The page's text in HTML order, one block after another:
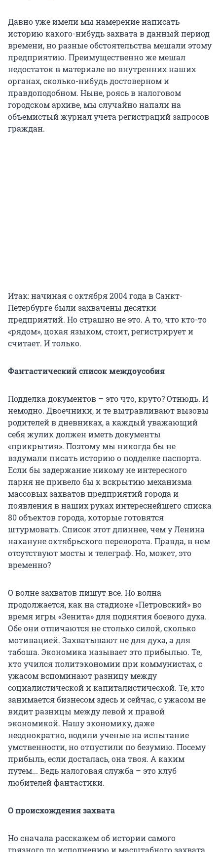
Давно уже имели мы намерение написать
историю какого-нибудь захвата в данный период
времени, но разные обстоятельства мешали этому
предприятию. Преимущественно же мешал
недостаток в материале во внутренних наших
органах, сколько-нибудь достоверном и
правдоподобном. Ныне, роясь в налоговом
городском архиве, мы случайно напали на
объемистый журнал учета регистраций запросов
граждан.
Итак: начиная с октября 2004 года в Санкт-
Петербурге были захвачены десятки
предприятий. Но страшно не это. А то, что кто-то
«рядом», цокая языком, стоит, регистрирует и
считает. И только.
Фантастический список междоусобия
Подделка документов – это что, круто? Отнюдь. И
немодно. Двоечники, и те вытравливают вызовы
родителей в дневниках, а каждый уважающий
себя жулик должен иметь документы
«прикрытия». Поэтому мы никогда бы не
вздумали писать историю о подделке паспорта.
Если бы задержание никому не интересного
парня не привело бы к вскрытию механизма
массовых захватов предприятий города и
появления в наших руках интереснейшего списка
80 объектов города, которые готовятся
штурмовать. Список этот длиннее, чем у Ленина
накануне октябрьского переворота. Правда, в нем
отсутствуют мосты и телеграф. Но, может, это
временно?
О волне захватов пишут все. Но волна
продолжается, как на стадионе «Петровский» во
время игры «Зенита» для поднятия боевого духа.
Обе они отличаются не столько силой, сколько
мотивацией. Захватывают не для духа, а для
табоша. Экономика называет это прибылью. Те,
кто учился политэкономии при коммунистах, с
ужасом вспоминают разницу между
социалистической и капиталистической. Те, кто
занимается бизнесом здесь и сейчас, с ужасом не
видит разницы между левой и правой
экономикой. Нашу экономику, даже
неоднократно, водили ученые на испытание
умственности, но отпустили по безумию. Посему
прибыль, если досталась, она твоя. А каким
путем... Ведь налоговая служба – это клуб
любителей фантастики.
О происхождения захвата
Но сначала расскажем об истории самого
грязного по исполнению и масштабного захвата